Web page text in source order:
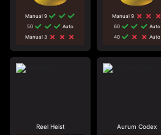
Manual 9
50
Auto
Manual 3
Manual 9
60
Auto
40
Auto
Reel Heist Aurum Codex